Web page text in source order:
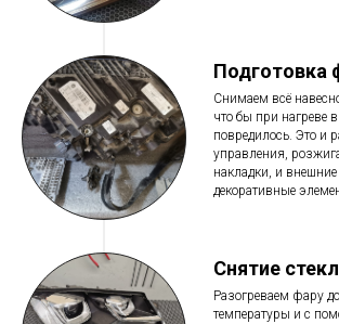
Подготовка
Снимаем всё
что бы при нагреве
повредилось. Это и
управления,
накладки, и
декоративные
Снятие
Разогреваем фару
температуры и с